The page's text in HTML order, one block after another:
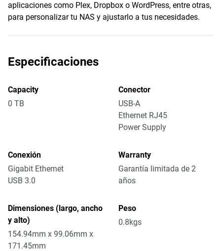
aplicaciones como Plex, Dropbox o WordPress, entre otras,
para personalizar tu NAS y ajustarlo a tus necesidades.
Especificaciones
Capacity
0 TB
Conector
USB-A
Ethernet RJ45
Power Supply
Conexión
Gigabit Ethernet
USB 3.0
Warranty
Garantía limitada de 2
años
Dimensiones (largo, ancho
y alto)
154.94mm x 99.06mm x
171.45mm
Peso
0.8kgs